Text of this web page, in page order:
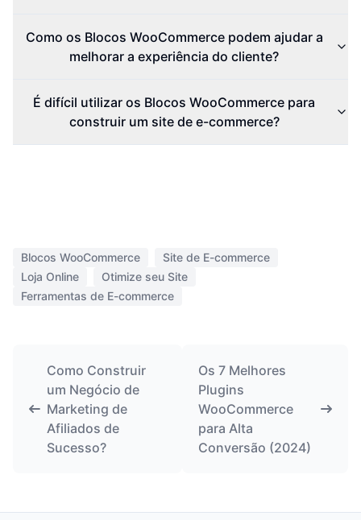
Como os Blocos WooCommerce podem ajudar a
melhorar a experiência do cliente?
É difícil utilizar os Blocos WooCommerce para
construir um site de e-commerce?
Blocos WooCommerce
Site de E-commerce
Loja Online
Otimize seu Site
Ferramentas de E-commerce
Como Construir
um Negócio de
Marketing de
Afiliados de
Sucesso?
Os 7 Melhores
Plugins
WooCommerce
para Alta
Conversão (2024)